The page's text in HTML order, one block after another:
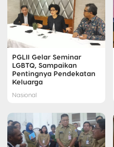
PGLII Gelar Seminar
LGBTQ, Sampaikan
Pentingnya Pendekatan
Keluarga
Nasional